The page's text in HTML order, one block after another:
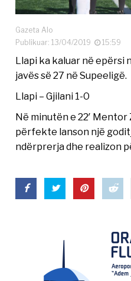
Gazeta Alo
Publikuar: 13/04/2019
15:59
Llapi ka kaluar në epërsi
javës së 27 në Supeeligë.
Llapi – Gjilani 1-0
Në minutën e 22′
përfekte lanson një
ndërprerja dhe realizon